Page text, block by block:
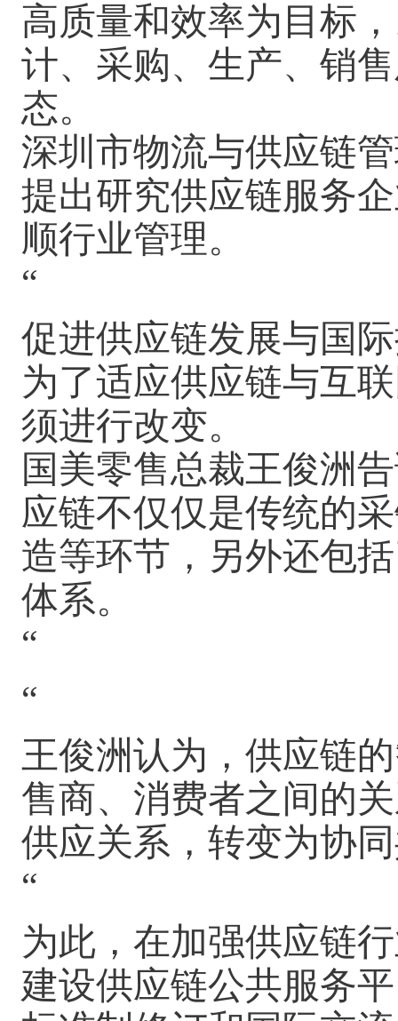
高质量和效率为目标
计、采购、生产、销
态。
深圳市物流与供应链
提出研究供应链服务
顺行业管理。
“
促进供应链发展与国
为了适应供应链与互
须进行改变。
国美零售总裁王俊洲
应链不仅仅是传统的
造等环节，另外还包
体系。
“
“
王俊洲认为，供应链
售商、消费者之间的
供应关系，转变为协
“
为此，在加强供应链
建设供应链公共服务